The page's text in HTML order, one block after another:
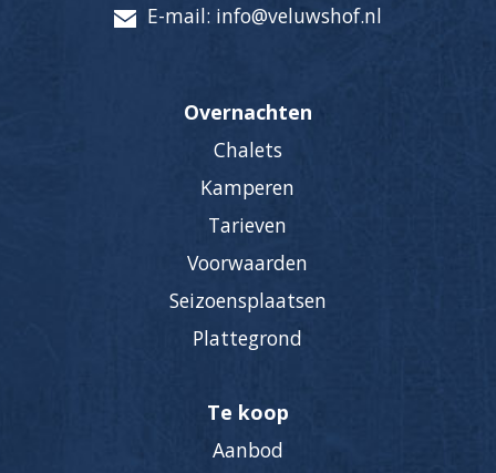
E-mail: info@veluwshof.nl
Overnachten
Chalets
Kamperen
Tarieven
Voorwaarden
Seizoensplaatsen
Plattegrond
Te koop
Aanbod